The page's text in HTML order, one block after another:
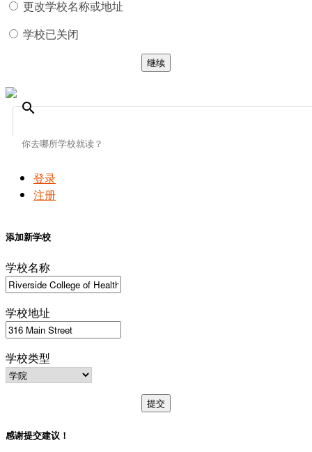
更改学校名称或地址
学校已关闭
继续
search
登录
注册
添加新学校
学校名称
学校地址
学校类型
提交
感谢提交建议！